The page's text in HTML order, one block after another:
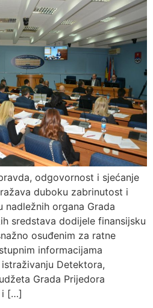
odgovornost i sjećanje
duboku zabrinutost i
nadležnih organa Grada
sredstava dodijele finansijsku
osuđenim za ratne
informacijama
Detektora,
Grada Prijedora
i […]